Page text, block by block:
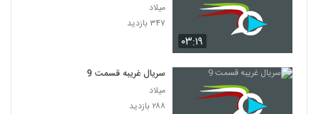
۰۳:۱۹
میلاد
۳۴۷ بازدید
سریال غریبه قسمت 9
میلاد
۲۸۸ بازدید